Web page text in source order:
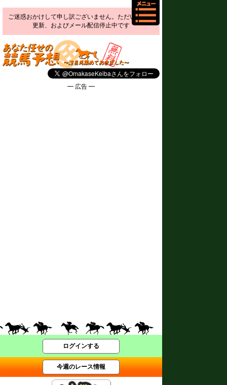
ご迷惑おかけして申し訳ございません。ただいま予想
更新、およびメール配信停止中です
━ 広告 ━
ログインする
今週のレース情報